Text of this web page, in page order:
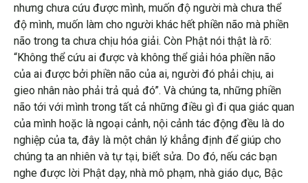
nhưng chưa cứu được mình, muốn độ người mà chưa thể
độ mình, muốn làm cho người khác hết phiền não mà phiền
não trong ta chưa chịu hóa giải. Còn Phật nói thật là rõ:
“Không thể cứu ai được và không thể giải hóa phiền não
của ai được bởi phiền não của ai, người đó phải chịu, ai
gieo nhân nào phải trả quả đó”. Và chúng ta, những phiền
não tới với mình trong tất cả những điều gì đi qua giác quan
của mình hoặc là ngoại cảnh, nội cảnh tác động đều là do
nghiệp của ta, đây là một chân lý khẳng định để giúp cho
chúng ta an nhiên và tự tại, biết sửa. Do đó, nếu các bạn
nghe được lời Phật dạy, nhà mô phạm, nhà giáo dục, Bậc